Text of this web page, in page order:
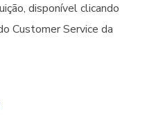
disponível clicando
Customer Service da